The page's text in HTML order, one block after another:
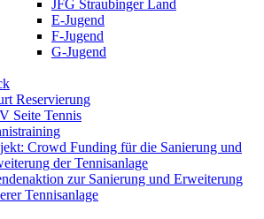
JFG Straubinger Land
E-Jugend
F-Jugend
G-Jugend
Reservierung
Seite Tennis
Crowd Funding für die Sanierung und
der Tennisanlage
zur Sanierung und Erweiterung
Tennisanlage